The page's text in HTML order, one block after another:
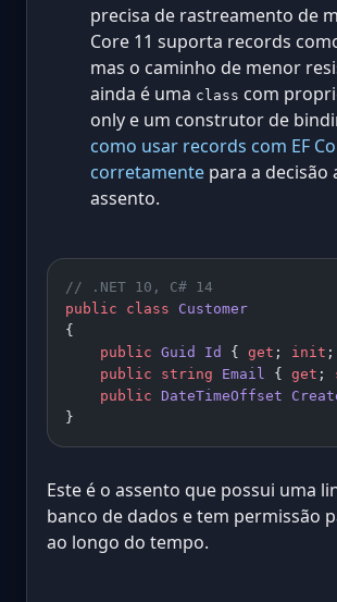
precisa de rastreamento de
Core 11 suporta records
mas o caminho de menor
ainda é uma class com
only e um construtor de
como usar records com EF
corretamente para a decisão
assento.
// .NET 10, C# 14
public class Customer
{
    public
Guid Id { get ; init
    public
string Email { get ;
    public
DateTimeOffset
}
Este é o assento que possui uma
banco de dados e tem permissão
ao longo do tempo.